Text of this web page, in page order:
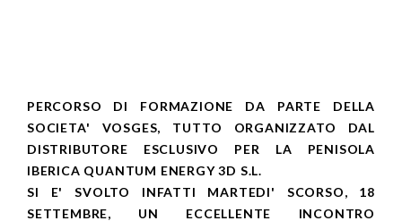
PERCORSO DI FORMAZIONE DA PARTE DELLA
SOCIETA' VOSGES, TUTTO ORGANIZZATO DAL
DISTRIBUTORE ESCLUSIVO PER LA PENISOLA
IBERICA QUANTUM ENERGY 3D S.L.
SI E' SVOLTO INFATTI MARTEDI' SCORSO, 18
SETTEMBRE, UN ECCELLENTE INCONTRO